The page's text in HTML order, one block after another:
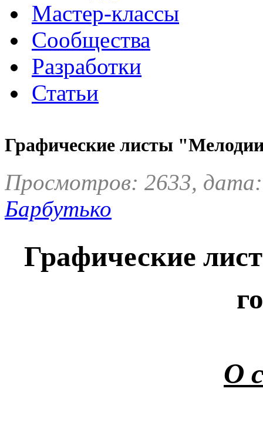
Мастер-классы
Сообщества
Разработки
Статьи
Графические листы
Просмотров: 2633,
Барбутько
Графические
О